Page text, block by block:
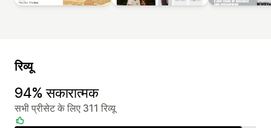
रिव्यू
94% सकारात्मक
सभी प्रीसेट के लिए 311 रिव्यू